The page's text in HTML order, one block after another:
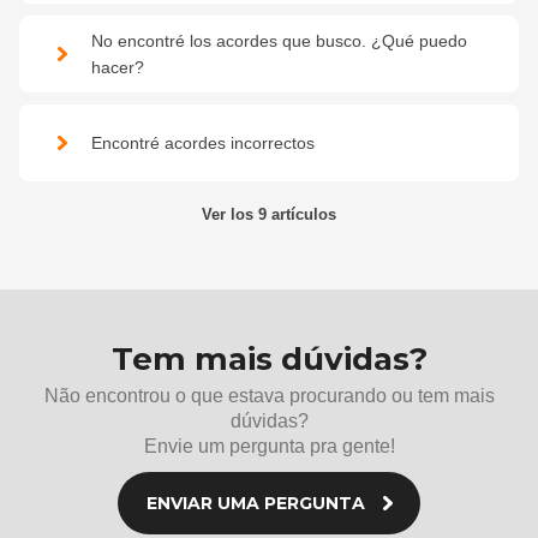
No encontré los acordes que busco. ¿Qué puedo
hacer?
Encontré acordes incorrectos
Ver los 9 artículos
Tem mais dúvidas?
Não encontrou o que estava procurando ou tem mais
dúvidas?
Envie um pergunta pra gente!
ENVIAR UMA PERGUNTA